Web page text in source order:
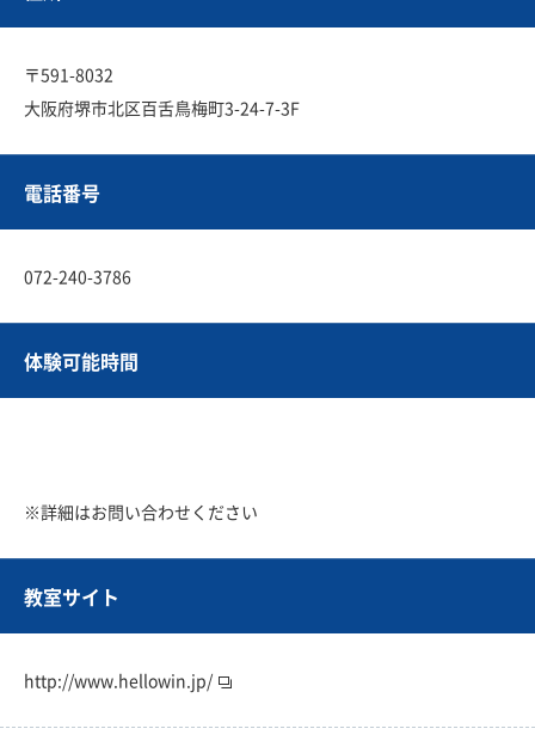
〒591-8032
大阪府堺市北区百舌鳥梅町3-24-7-3F
電話番号
072-240-3786
体験可能時間
※詳細はお問い合わせください
教室サイト
http://www.hellowin.jp/